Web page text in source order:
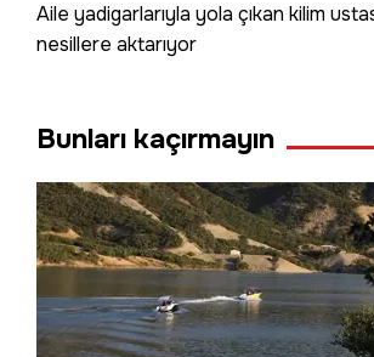
Aile yadigarlarıyla yola çıkan kilim
nesillere aktarıyor
Bunları kaçırmayın